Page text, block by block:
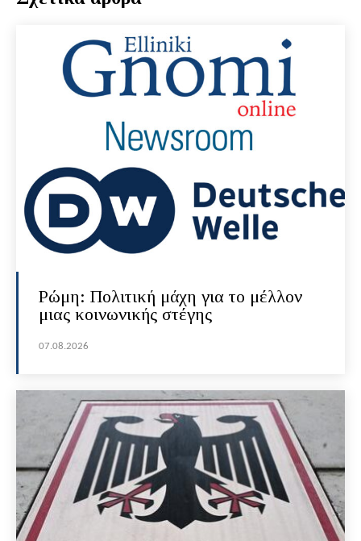
Ρώμη: Πολιτική μάχη για το μέλλον
μιας κοινωνικής στέγης
07.08.2026